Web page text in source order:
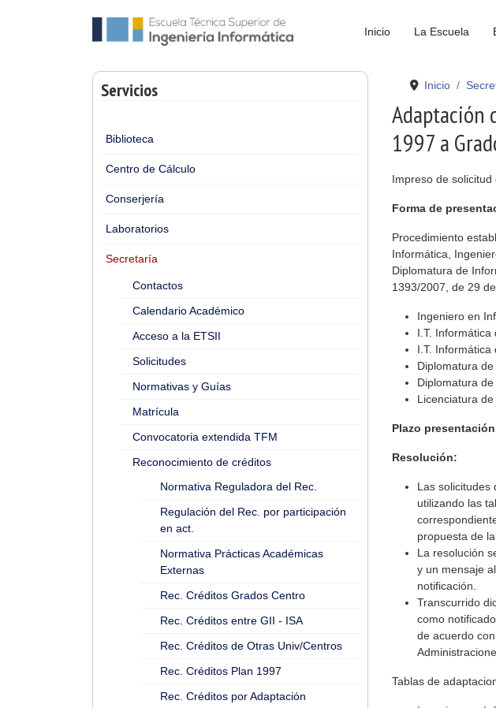
Inicio La Escuela
Servicios
Biblioteca
Centro de Cálculo
Conserjería
Laboratorios
Secretaría
Contactos
Calendario Académico
Acceso a la ETSII
Solicitudes
Normativas y Guías
Matrícula
Convocatoria extendida TFM
Reconocimiento de créditos
Normativa Reguladora del Rec.
Regulación del Rec. por participación
en act.
Normativa Prácticas Académicas
Externas
Rec. Créditos Grados Centro
Rec. Créditos entre GII - ISA
Rec. Créditos de Otras Univ/Centros
Rec. Créditos Plan 1997
Rec. Créditos por Adaptación
Inicio
Adaptación
1997 a
Impreso de
Forma de
Procedimiento
Informática,
Diplomatura de
1393/2007, de 29
Ingeniero en
I.T.
I.T.
Diplomatura
Diplomatura
Licenciatura
Plazo
Resolución:
Las solicitudes
utilizando las
propuesta de
La resolución
y un mensaje
notificación.
Transcurrido
como
de acuerdo
Tablas de